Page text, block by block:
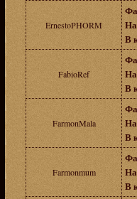
ErnestoPHORM
В
FabioRef
В
FarmonMala
В
Farmonmum
В